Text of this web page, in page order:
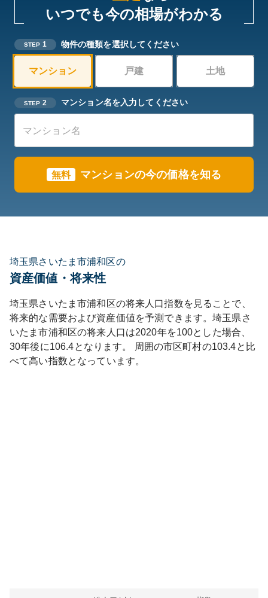
いつでも今の相場がわかる
STEP 1 物件の種類を選択してください
マンション 戸建 土地
STEP 2 マンション名を入力してください
無料 マンションの今の価格を知る
埼玉県さいたま市浦和区の
資産価値・将来性
埼玉県さいたま市浦和区の将来人口指数を見ることで、
将来的な需要および資産価値を予測できます。埼玉県 さ
いたま市浦和区の将来人口は2020年を100とした場合、
30年後に106.4となります。 周囲の市区町村の103.4と比
べて高い指数となっています。